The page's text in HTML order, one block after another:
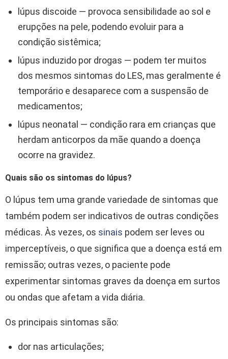
lúpus discoide — provoca sensibilidade ao sol e
erupções na pele, podendo evoluir para a
condição sistêmica;
lúpus induzido por drogas — podem ter muitos
dos mesmos sintomas do LES, mas geralmente é
temporário e desaparece com a suspensão de
medicamentos;
lúpus neonatal — condição rara em crianças que
herdam anticorpos da mãe quando a doença
ocorre na gravidez.
Quais são os sintomas do lúpus?
O lúpus tem uma grande variedade de sintomas que
também podem ser indicativos de outras condições
médicas. Às vezes, os sinais podem ser leves ou
imperceptíveis, o que significa que a doença está em
remissão; outras vezes, o paciente pode
experimentar sintomas graves da doença em surtos
ou ondas que afetam a vida diária.
Os principais sintomas são:
dor nas articulações;